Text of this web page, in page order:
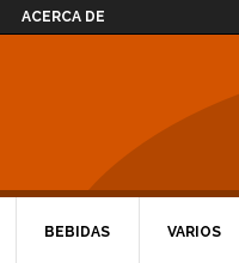
ACERCA DE
BEBIDAS VARIOS